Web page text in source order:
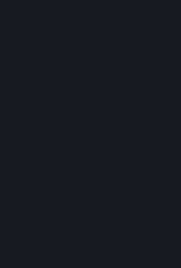
За някои видове съдържание и
периодичен (напр. месечен,
чрез повтарящо таксуване. Ако
използван по време на текущия
поискате възстановяване на цената
първоначалната покупка или в
е автоматично подновяване.
използвано, ако някоя от игрите,
била играна през текущия платежен
привилегиите или отстъпките,
използвани, изразходвани,
Моля, обърнете внимание, че Вие
даден активен абонамент по всяко
. Щом
абонамента си, той вече няма да се
Вие ще запазите достъп до
него до края на Вашия текущ